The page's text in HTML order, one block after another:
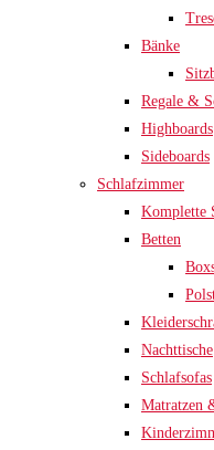
Bänke
Regale &
Highboards
Sideboards
Schlafzimmer
Komplette
Betten
Nachttische
Schlafsofas
Matratzen